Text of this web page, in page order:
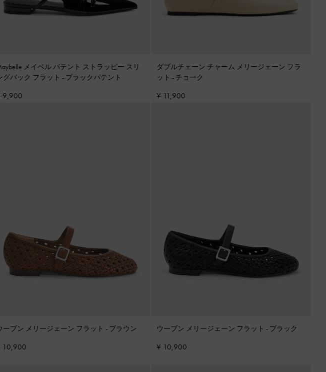
メイベル パテント ストラッピー スリ
グバック フラット - ブラックパテント
9,900
ダブルチェーン チャーム メリージェーン フラ
ット - チョーク
¥ 11,900
ーブン メリージェーン フラット - ブラウン
10,900
ウーブン メリージェーン フラット - ブラック
¥ 10,900